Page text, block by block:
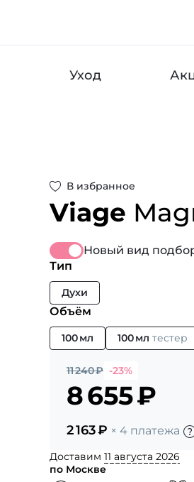
Уход
В избранное
Viage
Новый вид
Тип
Духи
Объём
100 мл 100 мл тестер
11 240₽ -23%
8 655₽
2 163₽ × 4 платежа
Доставим 11 августа 2026
по Москве